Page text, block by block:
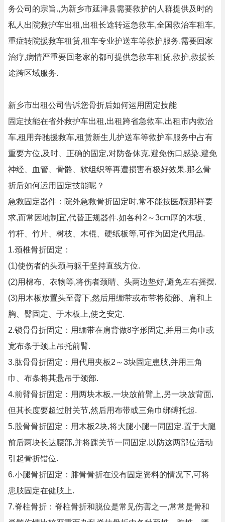
务公司的宗旨.,为新乡市延津县需要救护的人群提供及时的
私人出院救护车出租,出租长途转运急救车,全国救治车租车,
重症转院援救车租赁,租车专业护送车等救护服务.需要回家
治疗,病情严重要回老家的都可提供急救车租赁,救护,救援长
途跨区域服务.
新乡市出租公司告诉您骨折后如何运用固定技能
固定技能在省外救护车出租,出租跨省急救车,出租市内救治
车,租用奔驰援救车,租赁新生儿护送车等救护车服务中占有
重要方位,及时、正确的固定,对防备休克,避免伤口感染,避免
神经、血管、骨骼、软组织等再遭损害有极好效果.那么骨
折后如何运用固定技能呢？
急救固定器件：院外急救骨折固定时,常不能按医/院那样要
求,而常因地制宜,代替正规器件.如各种2～3cm厚的木板、
竹杆、竹片、树枝、木棍、硬纸板等,可作为固定代用品.
1.颈椎骨折固定：
(1)使伤者的头颈与躯干坚持直线方位.
(2)用棉布、衣物等,将伤者颈睛、头两边垫好,避免左右摇摆.
(3)用木板放置头至臀下,然后用绷带或布带将额部、肩和上
胸、臀固定、于木板上,使之安定.
2.锁骨骨折固定：用绷带在肩背做8字形固定,并用三角巾或
宽布条于颈上吊托前臂.
3.肱骨骨折固定：用代用夹板2～3块固定患肢,并用三角
巾、布条将其悬吊于颈部.
4.前臂骨折固定：用两块木板,一块放前臂上,另一块放背面,
但其长度要超过肘关节,然后用布带或三角巾绑缚托起.
5.股骨骨折固定：用木板2块,将大腿小腿一同固定.置于大腿
前后两块长达腰部,并将踝关节一同固定,以防这两部位活动
引起骨折错位.
6.小腿骨折固定：腓骨骨折在没有固定资料的情况下,可将
患肢固定在健肢上.
7.脊柱骨折：脊柱骨折和脱位是常见伤害之一,常常是骨和